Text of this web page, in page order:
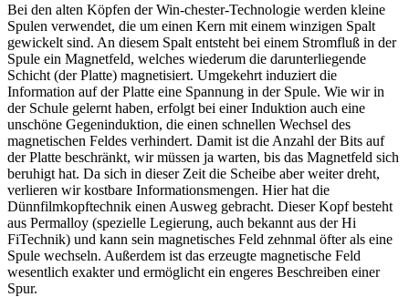
Bei den alten Köpfen der Win-chester-Technologie werden kleine
Spulen verwendet, die um einen Kern mit einem winzigen Spalt
gewickelt sind. An diesem Spalt entsteht bei einem Stromfluß in der
Spule ein Magnetfeld, welches wiederum die darunterliegende
Schicht (der Platte) magnetisiert. Umgekehrt induziert die
Information auf der Platte eine Spannung in der Spule. Wie wir in
der Schule gelernt haben, erfolgt bei einer Induktion auch eine
unschöne Gegeninduktion, die einen schnellen Wechsel des
magnetischen Feldes verhindert. Damit ist die Anzahl der Bits auf
der Platte beschränkt, wir müssen ja warten, bis das Magnetfeld sich
beruhigt hat. Da sich in dieser Zeit die Scheibe aber weiter dreht,
verlieren wir kostbare Informationsmengen. Hier hat die
Dünnfilmkopftechnik einen Ausweg gebracht. Dieser Kopf besteht
aus Permalloy (spezielle Legierung, auch bekannt aus der Hi
FiTechnik) und kann sein magnetisches Feld zehnmal öfter als eine
Spule wechseln. Außerdem ist das erzeugte magnetische Feld
wesentlich exakter und ermöglicht ein engeres Beschreiben einer
Spur.